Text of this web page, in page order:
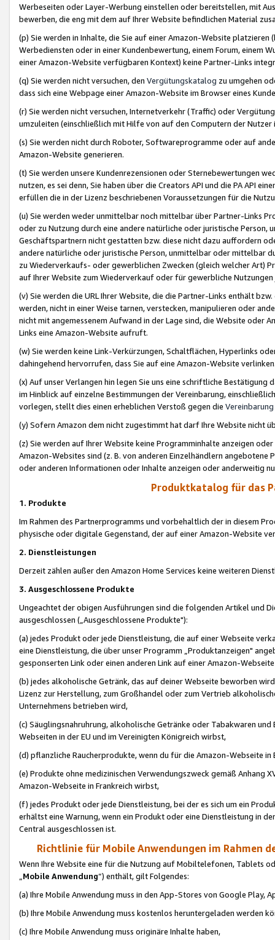
Werbeseiten oder Layer-Werbung einstellen oder bereitstellen, mit
bewerben, die eng mit dem auf Ihrer Website befindlichen Material
(p) Sie werden in Inhalte, die Sie auf einer Amazon-Website
Werbediensten oder in einer Kundenbewertung, einem Forum, einem
einer Amazon-Website verfügbaren Kontext) keine Partner-Links
(q) Sie werden nicht versuchen, den Vergütungskatalog zu umgehen
dass sich eine Webpage einer Amazon-Website im Browser eines
(r) Sie werden nicht versuchen, Internetverkehr (Traffic) oder
umzuleiten (einschließlich mit Hilfe von auf den Computern der
(s) Sie werden nicht durch Roboter, Softwareprogramme oder auf
Amazon-Website generieren.
(t) Sie werden unsere Kundenrezensionen oder Sternebewertungen
nutzen, es sei denn, Sie haben über die Creators API und die PA API
erfüllen die in der Lizenz beschriebenen Voraussetzungen für die
(u) Sie werden weder unmittelbar noch mittelbar über Partner-Links
oder zu Nutzung durch eine andere natürliche oder juristische
Geschäftspartnern nicht gestatten bzw. diese nicht dazu auffordern
andere natürliche oder juristische Person, unmittelbar oder mittelbar
zu Wiederverkaufs- oder gewerblichen Zwecken (gleich welcher Art)
auf Ihrer Website zum Wiederverkauf oder für gewerbliche
(v) Sie werden die URL Ihrer Website, die die Partner-Links enthält
werden, nicht in einer Weise tarnen, verstecken, manipulieren oder
nicht mit angemessenem Aufwand in der Lage sind, die Website oder
Links eine Amazon-Website aufruft.
(w) Sie werden keine Link-Verkürzungen, Schaltflächen, Hyperlinks
dahingehend hervorrufen, dass Sie auf eine Amazon-Website
(x) Auf unser Verlangen hin legen Sie uns eine schriftliche
im Hinblick auf einzelne Bestimmungen der Vereinbarung,
vorlegen, stellt dies einen erheblichen Verstoß gegen die Vereinbarung
(y) Sofern Amazon dem nicht zugestimmt hat darf Ihre Website nicht
(z) Sie werden auf Ihrer Website keine Programminhalte anzeigen
Amazon-Websites sind (z. B. von anderen Einzelhändlern
oder anderen Informationen oder Inhalte anzeigen oder anderweitig
Produktkatalog für das
1. Produkte
Im Rahmen des Partnerprogramms und vorbehaltlich der in diesem
physische oder digitale Gegenstand, der auf einer Amazon-Website
2. Dienstleistungen
Derzeit zählen außer den Amazon Home Services keine weiteren
3. Ausgeschlossene Produkte
Ungeachtet der obigen Ausführungen sind die folgenden Artikel und
ausgeschlossen („Ausgeschlossene Produkte"):
(a) jedes Produkt oder jede Dienstleistung, die auf einer Webseite
eine Dienstleistung, die über unser Programm „Produktanzeigen"
gesponserten Link oder einen anderen Link auf einer Amazon-
(b) jedes alkoholische Getränk, das auf deiner Webseite beworben
Lizenz zur Herstellung, zum Großhandel oder zum Vertrieb
Unternehmens betrieben wird,
(c) Säuglingsnahruhrung, alkoholische Getränke oder Tabakwaren
Webseiten in der EU und im Vereinigten Königreich wirbst,
(d) pflanzliche Raucherprodukte, wenn du für die Amazon-Webseite in
(e) Produkte ohne medizinischen Verwendungszweck gemäß Anhang
Amazon-Webseite in Frankreich wirbst,
(f) jedes Produkt oder jede Dienstleistung, bei der es sich um ein
erhältst eine Warnung, wenn ein Produkt oder eine Dienstleistung in
Central ausgeschlossen ist.
Richtlinie für Mobile Anwendungen im Rahmen
Wenn Ihre Website eine für die Nutzung auf Mobiltelefonen, Tablets
„Mobile Anwendung“) enthält, gilt Folgendes:
(a) Ihre Mobile Anwendung muss in den App-Stores von Google Play,
(b) Ihre Mobile Anwendung muss kostenlos heruntergeladen werden
(c) Ihre Mobile Anwendung muss originäre Inhalte haben,